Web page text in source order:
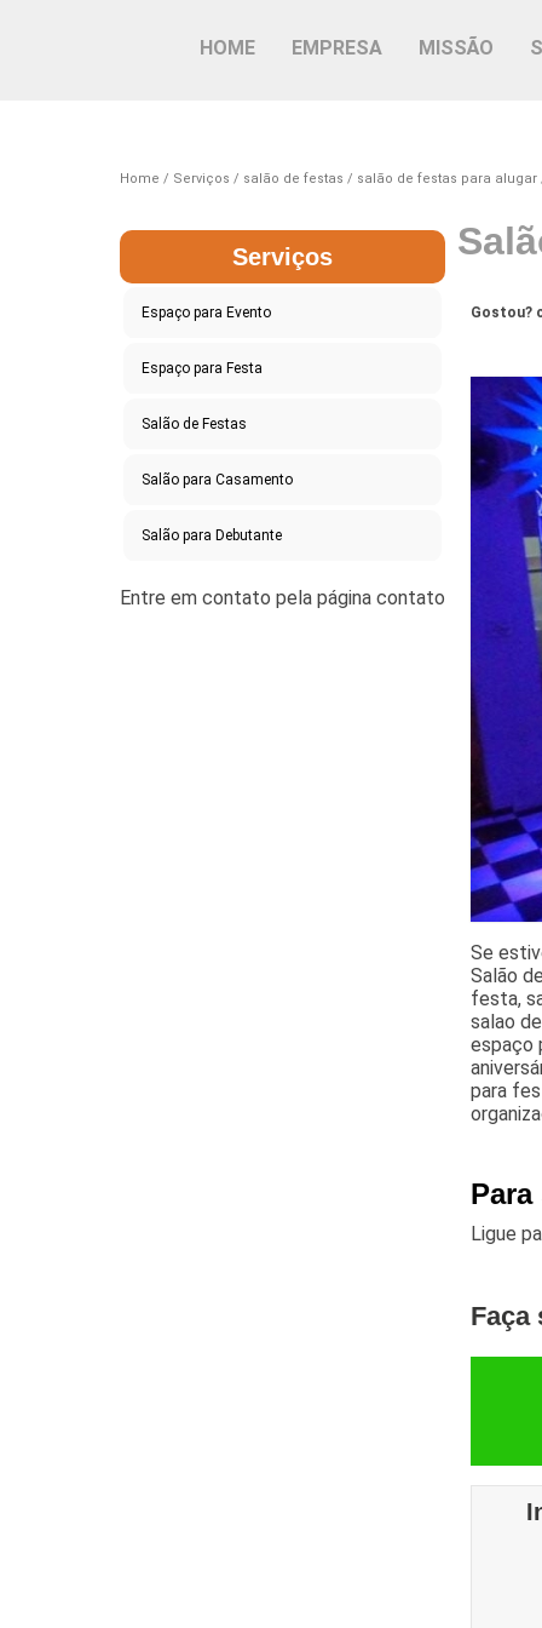
HOME EMPRESA MISSÃO
Home Serviços salão de festas salão de festas para alugar
Serviços
Espaço para Evento
Espaço para Festa
Salão de Festas
Salão para Casamento
Salão para Debutante
Gostou?
Se
Salão
festa,
salao
espaço
para
Ligue
Faça